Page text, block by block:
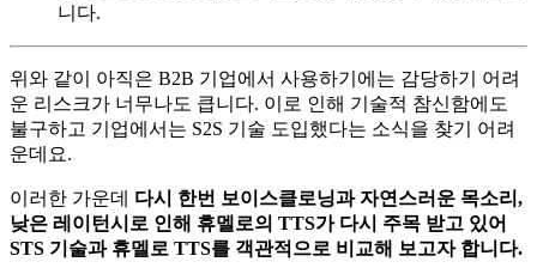
니다.
위와 같이 아직은 B2B 기업에서 사용하기에는 감당하기 어려
운 리스크가 너무나도 큽니다. 이로 인해 기술적 참신함에도
불구하고 기업에서는 S2S 기술 도입했다는 소식을 찾기 어려
운데요.
이러한 가운데 다시 한번 보이스클로닝과 자연스러운 목소리,
낮은 레이턴시로 인해 휴멜로의 TTS가 다시 주목 받고 있어
STS 기술과 휴멜로 TTS를 객관적으로 비교해 보고자 합니다.